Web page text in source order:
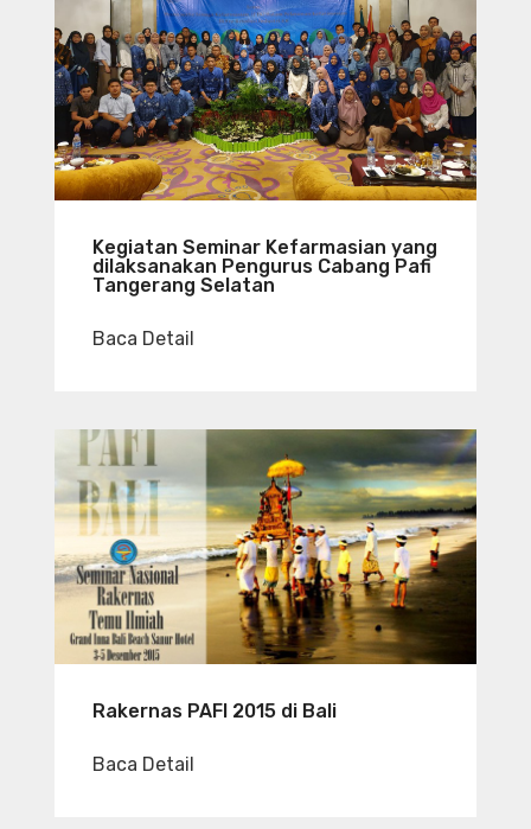
Kegiatan Seminar Kefarmasian yang
dilaksanakan Pengurus Cabang Pafi
Tangerang Selatan
Baca Detail
Rakernas PAFI 2015 di Bali
Baca Detail